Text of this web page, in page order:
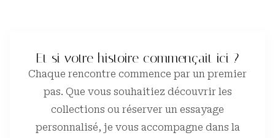
Et si votre histoire commençait ici ?
Chaque rencontre commence par un premier
pas. Que vous souhaitiez découvrir les
collections ou réserver un essayage
personnalisé, je vous accompagne dans la